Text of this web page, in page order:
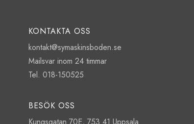
KONTAKTA OSS
kontakt@symaskinsboden.se
Mailsvar inom 24 timmar
Tel. 018-150525
BESÖK OSS